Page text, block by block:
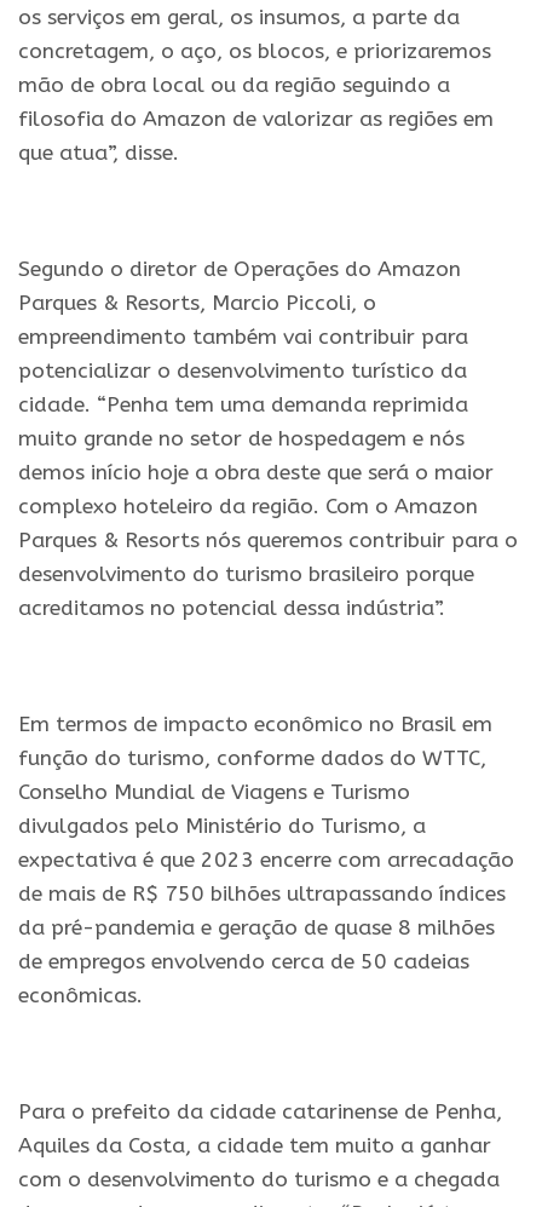
os serviços em geral, os insumos, a parte da
concretagem, o aço, os blocos, e priorizaremos
mão de obra local ou da região seguindo a
filosofia do Amazon de valorizar as regiões em
que atua”, disse.
Segundo o diretor de Operações do Amazon
Parques & Resorts, Marcio Piccoli, o
empreendimento também vai contribuir para
potencializar o desenvolvimento turístico da
cidade. “Penha tem uma demanda reprimida
muito grande no setor de hospedagem e nós
demos início hoje a obra deste que será o maior
complexo hoteleiro da região. Com o Amazon
Parques & Resorts nós queremos contribuir para o
desenvolvimento do turismo brasileiro porque
acreditamos no potencial dessa indústria”.
Em termos de impacto econômico no Brasil em
função do turismo, conforme dados do WTTC,
Conselho Mundial de Viagens e Turismo
divulgados pelo Ministério do Turismo, a
expectativa é que 2023 encerre com arrecadação
de mais de R$ 750 bilhões ultrapassando índices
da pré-pandemia e geração de quase 8 milhões
de empregos envolvendo cerca de 50 cadeias
econômicas.
Para o prefeito da cidade catarinense de Penha,
Aquiles da Costa, a cidade tem muito a ganhar
com o desenvolvimento do turismo e a chegada